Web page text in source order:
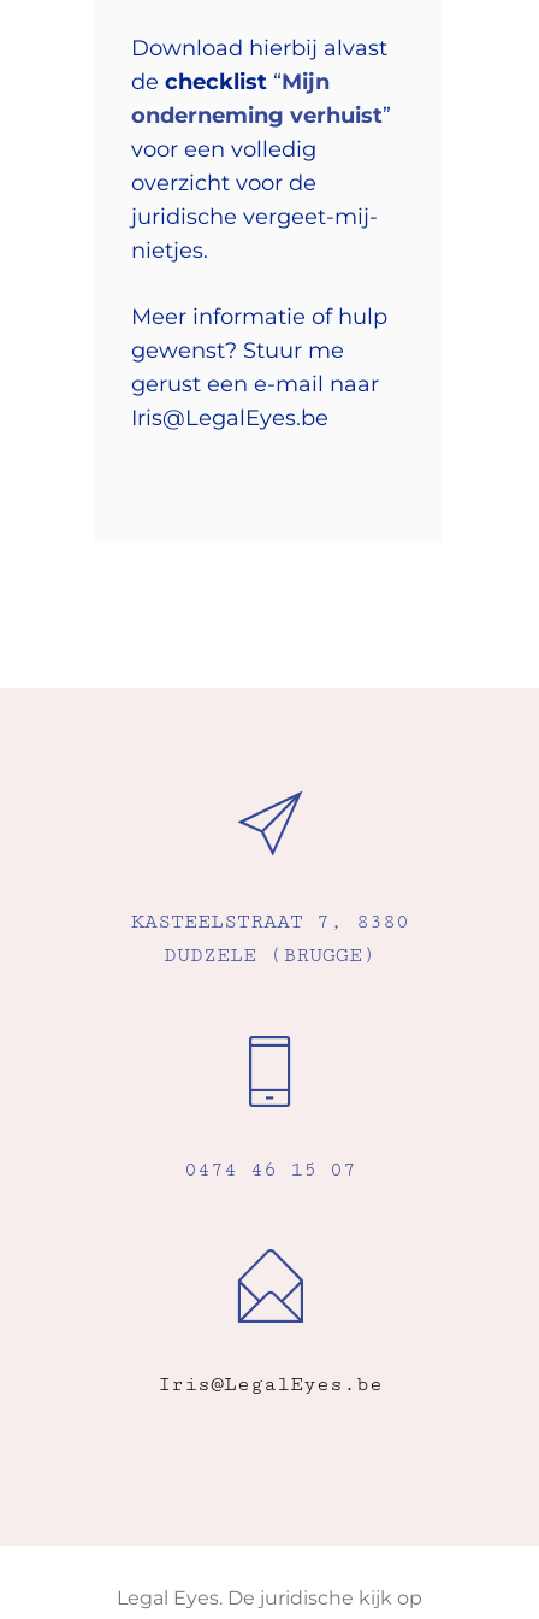
Download hierbij alvast
de checklist “Mijn
onderneming verhuist”
voor een volledig
overzicht voor de
juridische vergeet-mij-
nietjes.
Meer informatie of hulp
gewenst? Stuur me
gerust een e-mail naar
Iris@LegalEyes.be
KASTEELSTRAAT 7, 8380
DUDZELE (BRUGGE)
0474 46 15 07
Iris@LegalEyes.be
Legal Eyes. De juridische kijk op